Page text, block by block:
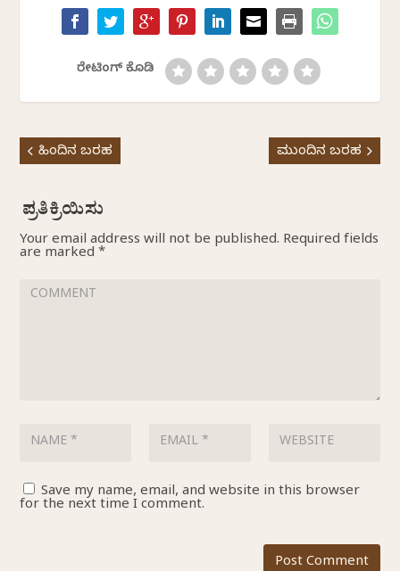
ರೇಟಿಂಗ್ ಕೊಡಿ
ಹಿಂದಿನ ಬರಹ ಮುಂದಿನ ಬರಹ
Your email address will not be published. Required fields
are marked *
Save my name, email, and website in this browser
for the next time I comment.